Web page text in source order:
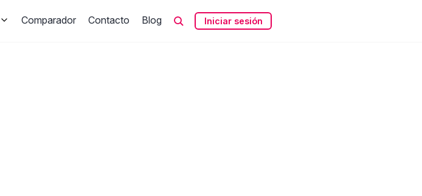
Comparador Contacto Blog Iniciar sesión